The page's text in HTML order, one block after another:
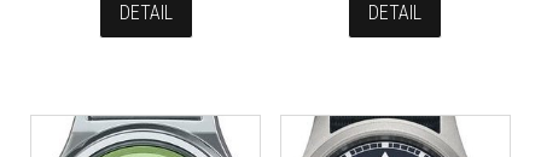
DETAIL DETAIL